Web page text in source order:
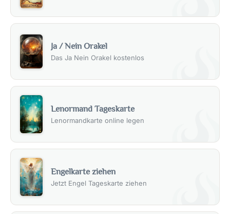
Ja / Nein Orakel
Das Ja Nein Orakel kostenlos
Lenormand Tageskarte
Lenormandkarte online legen
Engelkarte ziehen
Jetzt Engel Tageskarte ziehen